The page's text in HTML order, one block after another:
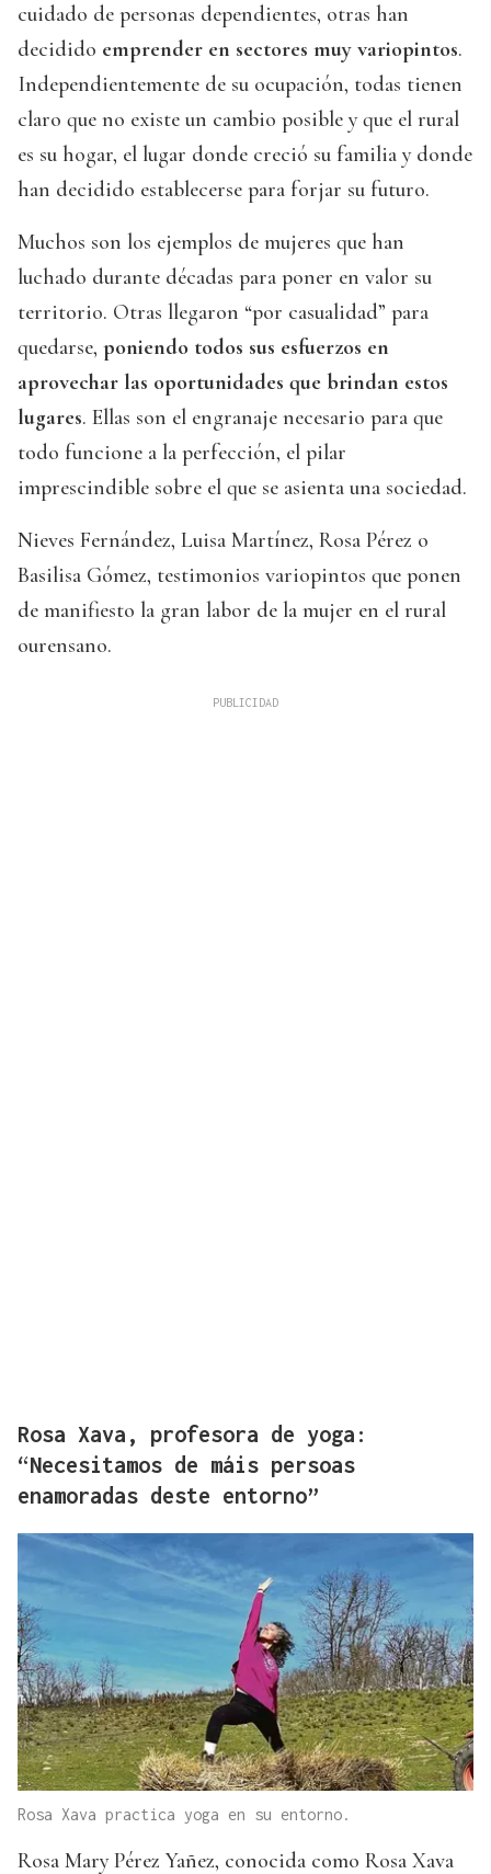
cuidado de personas dependientes, otras han
decidido emprender en sectores muy variopintos.
Independientemente de su ocupación, todas tienen
claro que no existe un cambio posible y que el rural
es su hogar, el lugar donde creció su familia y donde
han decidido establecerse para forjar su futuro.
Muchos son los ejemplos de mujeres que han
luchado durante décadas para poner en valor su
territorio. Otras llegaron “por casualidad” para
quedarse, poniendo todos sus esfuerzos en
aprovechar las oportunidades que brindan estos
lugares. Ellas son el engranaje necesario para que
todo funcione a la perfección, el pilar
imprescindible sobre el que se asienta una sociedad.
Nieves Fernández, Luisa Martínez, Rosa Pérez o
Basilisa Gómez, testimonios variopintos que ponen
de manifiesto la gran labor de la mujer en el rural
ourensano.
Rosa Xava, profesora de yoga:
“Necesitamos de máis persoas
enamoradas deste entorno”
Rosa Xava practica yoga en su entorno.
Rosa Mary Pérez Yañez, conocida como Rosa Xava